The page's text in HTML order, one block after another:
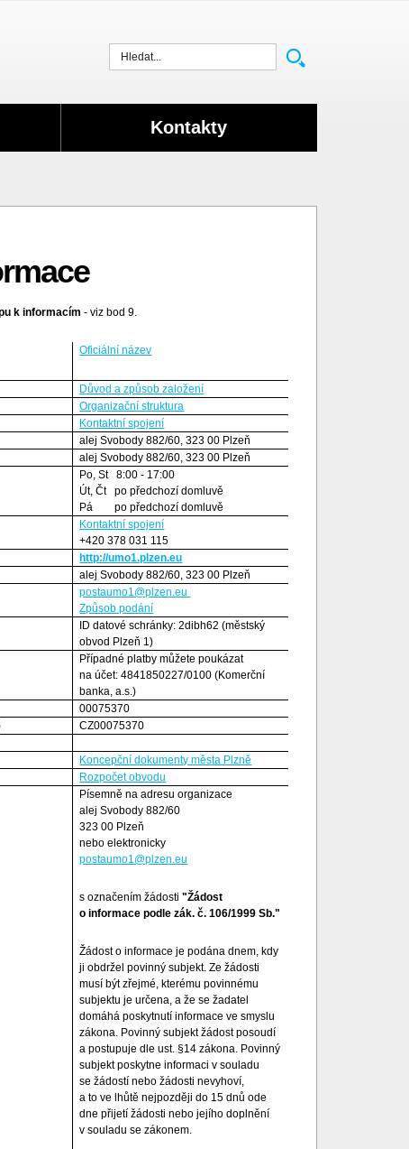
k informacím - viz bod 9.
Oficiální název
Důvod a způsob založení
Organizační struktura
Kontaktní spojení
alej Svobody 882/60, 323 00 Plzeň
alej Svobody 882/60, 323 00 Plzeň
Po, St 8:00 - 17:00
Út, Čt po předchozí domluvě
Pápo předchozí domluvě
Kontaktní spojení
+420 378 031 115
http://umo1.plzen.eu
alej Svobody 882/60, 323 00 Plzeň
postaumo1@plzen.eu
Způsob podání
ID datové schránky: 2dibh62 (městský
obvod Plzeň 1)
Případné platby můžete poukázat
na účet: 4841850227/0100 (Komerční
banka, a.s.)
00075370
CZ00075370
Koncepční dokumenty města Plzně
Rozpočet obvodu
Písemně na adresu organizace
alej Svobody 882/60
323 00 Plzeň
nebo elektronicky
postaumo1@plzen.eu
s označením žádosti"Žádost
o informace podle zák. č. 106/1999 Sb."
Žádost o informace je podána dnem, kdy
ji obdržel povinný subjekt. Ze žádosti
musí být zřejmé, kterému povinnému
subjektu je určena, a že se žadatel
domáhá poskytnutí informace ve smyslu
zákona. Povinný subjekt žádost posoudí
a postupuje dle ust. §14 zákona. Povinný
subjekt poskytne informaci v souladu
se žádostí nebo žádosti nevyhoví,
a to ve lhůtě nejpozději do 15 dnů ode
dne přijetí žádosti nebo jejího doplnění
v souladu se zákonem.
Kontakty